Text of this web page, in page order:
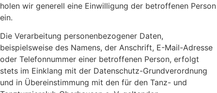
holen wir generell eine Einwilligung der betroffenen Person
ein.
Die Verarbeitung personenbezogener Daten,
beispielsweise des Namens, der Anschrift, E-Mail-Adresse
oder Telefonnummer einer betroffenen Person, erfolgt
stets im Einklang mit der Datenschutz-Grundverordnung
und in Übereinstimmung mit den für den Tanz- und